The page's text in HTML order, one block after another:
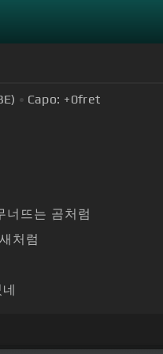
Capo: +0fret
너뜨는 곰처럼
처럼